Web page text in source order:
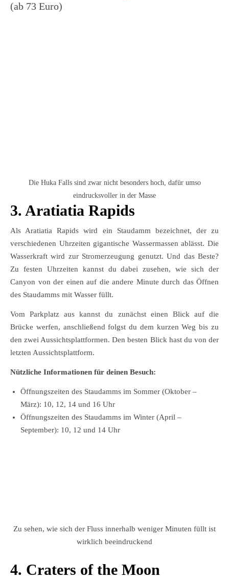
(ab 73 Euro)
Die Huka Falls sind zwar nicht besonders hoch, dafür umso
eindrucksvoller in der Masse
3. Aratiatia Rapids
Als Aratiatia Rapids wird ein Staudamm bezeichnet, der zu
verschiedenen Uhrzeiten gigantische Wassermassen ablässt. Die
Wasserkraft wird zur Stromerzeugung genutzt. Und das Beste?
Zu festen Uhrzeiten kannst du dabei zusehen, wie sich der
Canyon von der einen auf die andere Minute durch das Öffnen
des Staudamms mit Wasser füllt.
Vom Parkplatz aus kannst du zunächst einen Blick auf die
Brücke werfen, anschließend folgst du dem kurzen Weg bis zu
den zwei Aussichtsplattformen. Den besten Blick hast du von der
letzten Aussichtsplattform.
Nützliche Informationen für deinen Besuch:
Öffnungszeiten des Staudamms im Sommer (Oktober –
März): 10, 12, 14 und 16 Uhr
Öffnungszeiten des Staudamms im Winter (April –
September): 10, 12 und 14 Uhr
Zu sehen, wie sich der Fluss innerhalb weniger Minuten füllt ist
wirklich beeindruckend
4. Craters of the Moon